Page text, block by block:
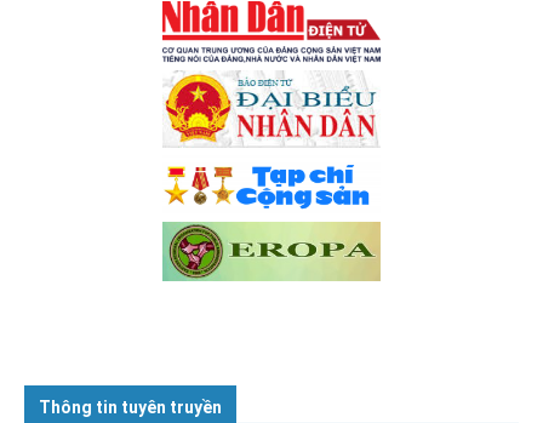
Thông tin tuyên truyền